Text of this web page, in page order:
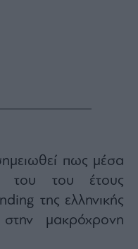
πως μέσα
του έτους
της ελληνικής
μακρόχρονη